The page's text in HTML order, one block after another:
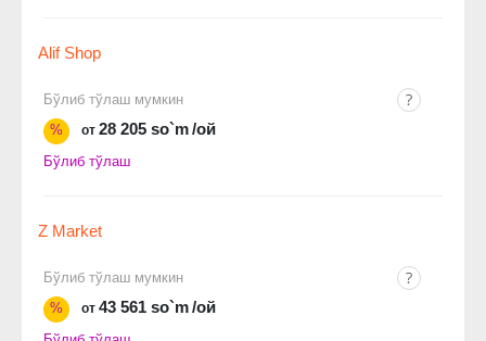
Alif Shop
Бўлиб тўлаш мумкин
%
от 28 205 so`m/ой
Бўлиб тўлаш
Z Market
Бўлиб тўлаш мумкин
%
от 43 561 so`m/ой